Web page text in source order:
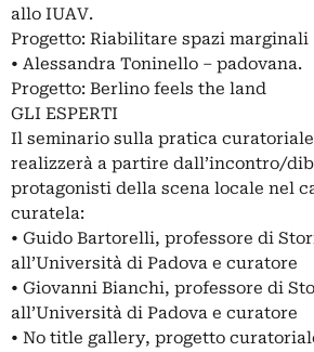
allo IUAV.
Progetto: Riabilitare spazi marginali
• Alessandra Toninello – padovana.
Progetto: Berlino feels the land
GLI ESPERTI
Il seminario sulla pratica
realizzerà a partire dall’incontro/
protagonisti della scena locale nel
curatela:
• Guido Bartorelli, professore di
all’Università di Padova e curatore
• Giovanni Bianchi, professore di
all’Università di Padova e curatore
• No title gallery, progetto